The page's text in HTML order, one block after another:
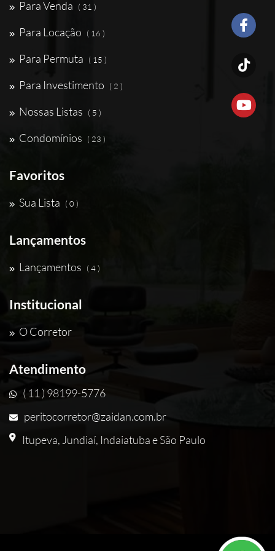
Para Venda ( 31 )
Para Locação ( 16 )
Para Permuta ( 15 )
Para Investimento ( 2 )
Nossas Listas ( 5 )
Condomínios ( 23 )
Favoritos
Sua Lista ( 0 )
Lançamentos
Lançamentos ( 4 )
Institucional
O Corretor
Atendimento
( 11 ) 98199-5776
peritocorretor@zaidan.com.br
Itupeva, Jundiaí, Indaiatuba e São Paulo